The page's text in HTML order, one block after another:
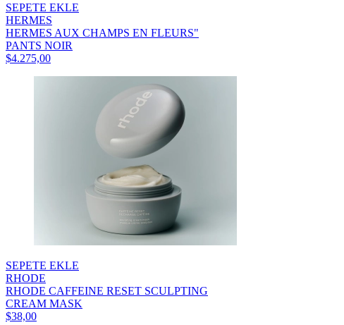
SEPETE EKLE
HERMES
HERMES AUX CHAMPS EN FLEURS"
PANTS NOIR
$4.275,00
SEPETE EKLE
RHODE
RHODE CAFFEINE RESET SCULPTING
CREAM MASK
$38,00